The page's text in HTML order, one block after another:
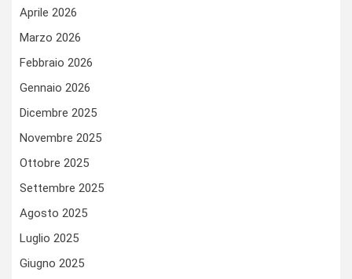
Aprile 2026
Marzo 2026
Febbraio 2026
Gennaio 2026
Dicembre 2025
Novembre 2025
Ottobre 2025
Settembre 2025
Agosto 2025
Luglio 2025
Giugno 2025